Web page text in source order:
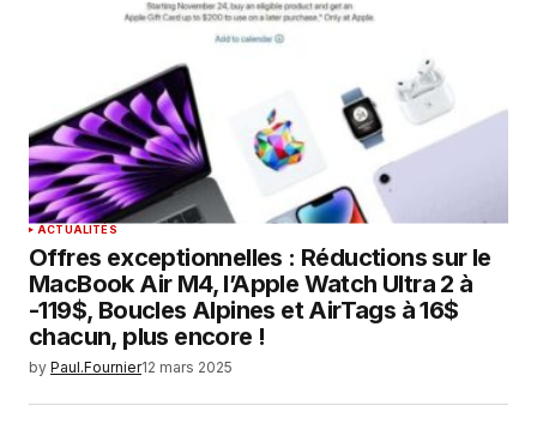
ACTUALITÉS
Offres exceptionnelles : Réductions sur le
MacBook Air M4, l’Apple Watch Ultra 2 à
-119$, Boucles Alpines et AirTags à 16$
chacun, plus encore !
by Paul.Fournier12 mars 2025